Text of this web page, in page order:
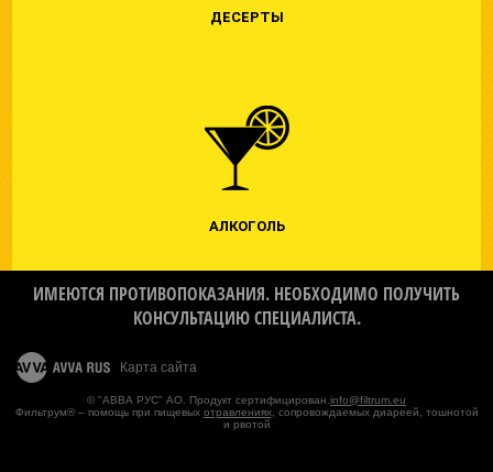
ДЕСЕРТЫ
АЛКОГОЛЬ
ИМЕЮТСЯ ПРОТИВОПОКАЗАНИЯ. НЕОБХОДИМО ПОЛУЧИТЬ
КОНСУЛЬТАЦИЮ СПЕЦИАЛИСТА.
Карта сайта
© "АВВА РУС" АО. Продукт сертифицирован. info@filtrum.eu
Фильтрум® – помощь при пищевых отравлениях, сопровождаемых диареей, тошнотой
и рвотой